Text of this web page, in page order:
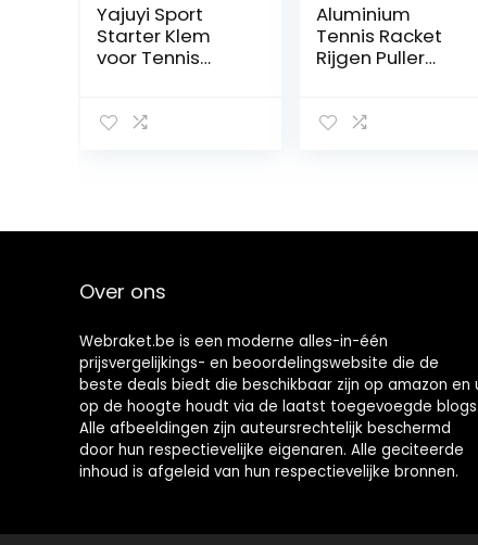
Yajuyi Sport
Starter Klem
voor Tennis
Stringing Tools
Aluminium
Tennis Racket
Rijgen Puller
Tool Restring
Training
Over ons
Webraket.be is een moderne alles-in-één
prijsvergelijkings- en beoordelingswebsite die de
beste deals biedt die beschikbaar zijn op amazon en
op de hoogte houdt via de laatst toegevoegde blogs.
Alle afbeeldingen zijn auteursrechtelijk beschermd
door hun respectievelijke eigenaren. Alle geciteerde
inhoud is afgeleid van hun respectievelijke bronnen.